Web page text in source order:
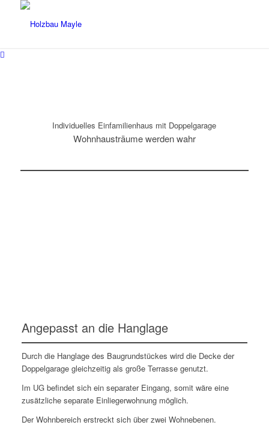
Individuelles Einfamilienhaus mit Doppelgarage
Wohnhausträume werden wahr
Angepasst an die Hanglage
Durch die Hanglage des Baugrundstückes wird die Decke der
Doppelgarage gleichzeitig als große Terrasse genutzt.
Im UG befindet sich ein separater Eingang, somit wäre eine
zusätzliche separate Einliegerwohnung möglich.
Der Wohnbereich erstreckt sich über zwei Wohnebenen.